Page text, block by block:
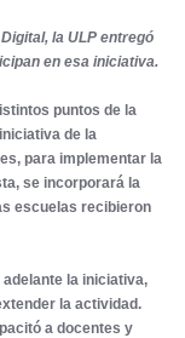
la ULP entregó
en esa iniciativa.
puntos de la
de la
para implementar la
se incorporará la
escuelas recibieron
la iniciativa,
la actividad.
a docentes y